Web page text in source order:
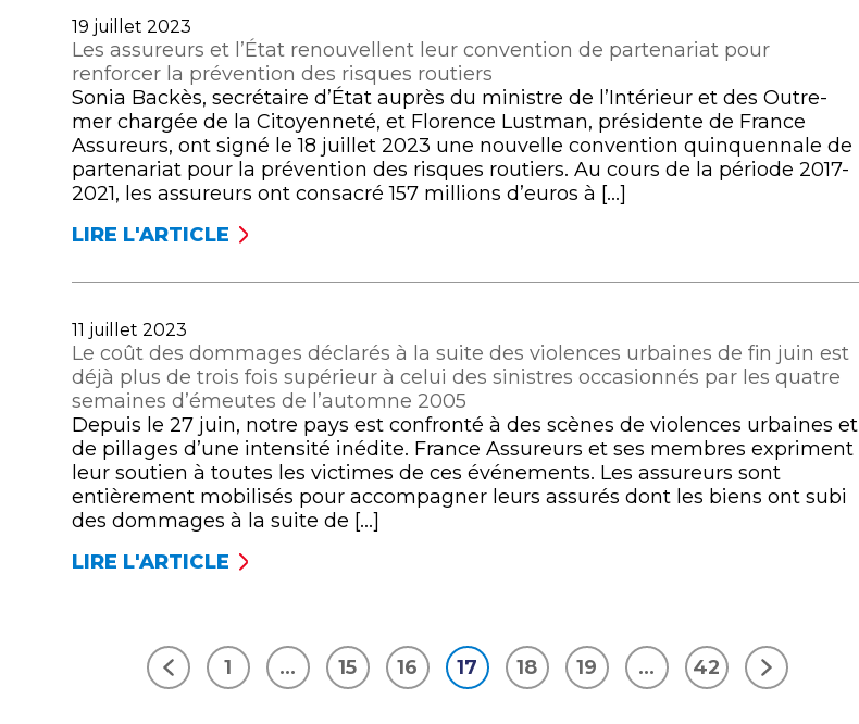
DE
LOGICIELS
SIGNENT
UN
ACCORD
DE
MÉTHODE
ET
POUR
DES
OPÉRATIONNELLES
NET
REBOND
DES
COTISATIONS
AU
MOIS
DE
JUIN,
L’ENCOURS
TOTAL
LA
DES
1
900
MILLIARDS
D’EUROS
POUR
LA
PREMIÈRE
FOIS
Publié
le
19 juillet 2023
Les assureurs et l’État renouvellent leur convention de partenariat pour
renforcer la prévention des risques routiers
Sonia Backès, secrétaire d’État auprès du ministre de l’Intérieur et des Outre-
mer chargée de la Citoyenneté, et Florence Lustman, présidente de France
Assureurs, ont signé le 18 juillet 2023 une nouvelle convention quinquennale de
partenariat pour la prévention des risques routiers. Au cours de la période 2017-
2021, les assureurs ont consacré 157 millions d’euros à […]
LIRE L'ARTICLE
LES
L’ÉTAT
RENOUVELLENT
LEUR
CONVENTION
DE
PARTENARIAT
POUR
RENFORCER
LA
PRÉVENTION
DES
Publié
le
11 juillet 2023
Le coût des dommages déclarés à la suite des violences urbaines de fin juin est
déjà plus de trois fois supérieur à celui des sinistres occasionnés par les quatre
semaines d’émeutes de l’automne 2005
Depuis le 27 juin, notre pays est confronté à des scènes de violences urbaines et
de pillages d’une intensité inédite. France Assureurs et ses membres expriment
leur soutien à toutes les victimes de ces événements. Les assureurs sont
entièrement mobilisés pour accompagner leurs assurés dont les biens ont subi
des dommages à la suite de […]
LIRE L'ARTICLE
LE
DOMMAGES
DÉCLARÉS
Précédent
1 … 15 16 17 18 19 … 42
Suivant